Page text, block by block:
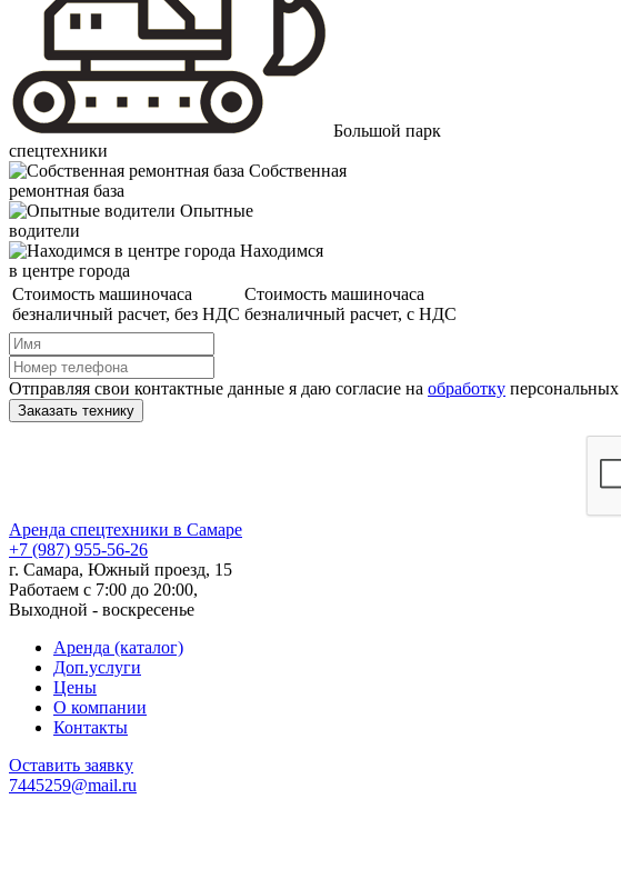
Большой парк
спецтехники
Собственная
ремонтная база
Опытные
водители
Находимся
в центре города
Стоимость машиночаса
безналичный расчет, без НДС
Стоимость машиночаса
безналичный расчет, с НДС
Имя
Телефон*
Отправляя свои контактные данные я даю согласие на обработку
Аренда спецтехники в Самаре
+7 (987) 955-56-26
г. Самара, Южный проезд, 15
Работаем с 7:00 до 20:00,
Выходной - воскресенье
Аренда (каталог)
Доп.услуги
Цены
О компании
Контакты
Оставить заявку
7445259@mail.ru